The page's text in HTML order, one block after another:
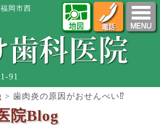
岡市西
91
> 歯肉炎の原因がおせんべい⁉︎
院Blog